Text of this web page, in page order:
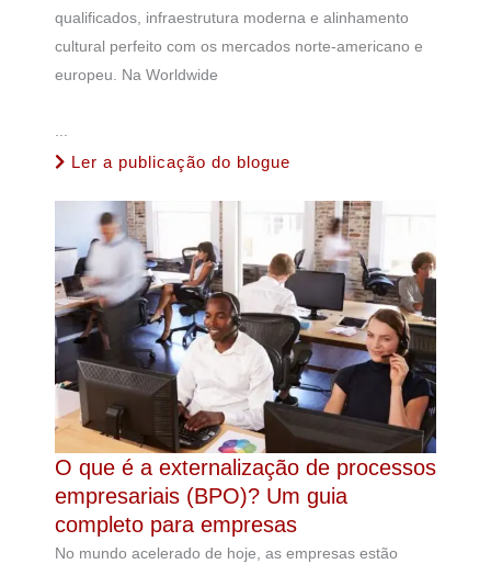
qualificados, infraestrutura moderna e alinhamento
cultural perfeito com os mercados norte-americano e
europeu. Na Worldwide
Ler a publicação do blogue
O que é a externalização de processos
empresariais (BPO)? Um guia
completo para empresas
No mundo acelerado de hoje, as empresas estão